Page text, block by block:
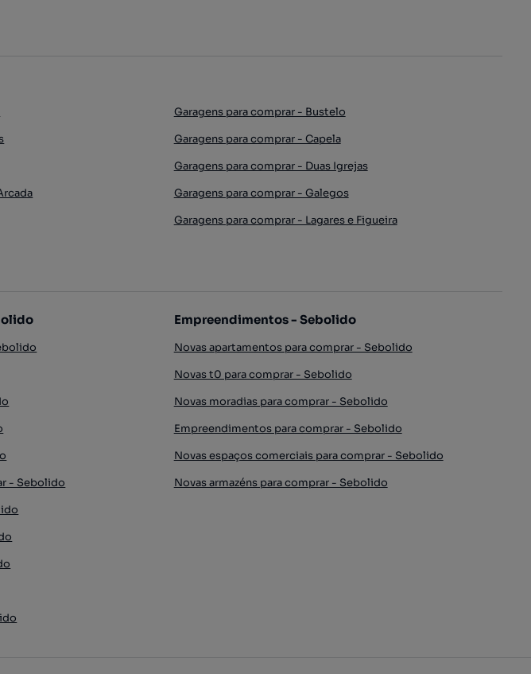
Garagens para comprar - Bustelo
Garagens para comprar - Capela
Garagens para comprar - Duas Igrejas
Garagens para comprar - Galegos
Garagens para comprar - Lagares e Figueira
- Sebolido
Empreendimentos - Sebolido
Novas apartamentos para comprar - Sebolido
Novas t0 para comprar - Sebolido
Novas moradias para comprar - Sebolido
Empreendimentos para comprar - Sebolido
Novas espaços comerciais para comprar - Sebolido
Novas armazéns para comprar - Sebolido